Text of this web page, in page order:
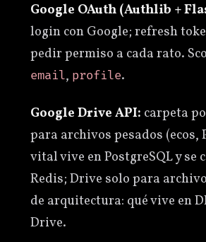
Google OAuth (Authlib +
login con Google; refresh
pedir permiso a cada rato.
email, profile.
Google Drive API: carpeta
para archivos pesados (ecos,
vital vive en PostgreSQL y se
Redis; Drive solo para
de arquitectura: qué vive en
Drive.